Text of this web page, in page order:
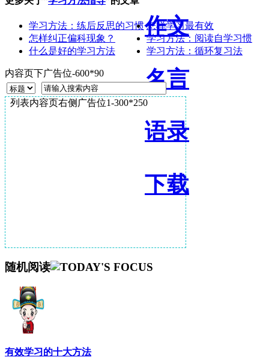
作文
名言
语录
下载
学习方法：练后反思的习惯 怎样学习最有效
怎样纠正偏科现象？
学习方法：阅读自学习惯
什么是好的学习方法
学习方法：循环复习法
内容页下广告位-600*90
列表内容页右侧广告位1-300*250
随机阅读
有效学习的十大方法